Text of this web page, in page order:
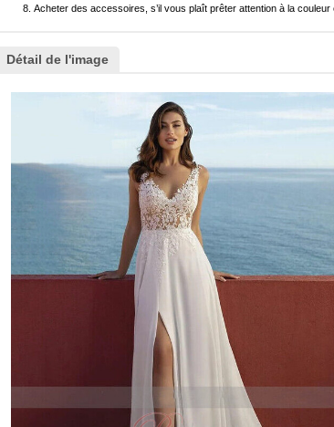
Acheter des accessoires, s’il vous plaît prêter attention à la
Détail de l'image